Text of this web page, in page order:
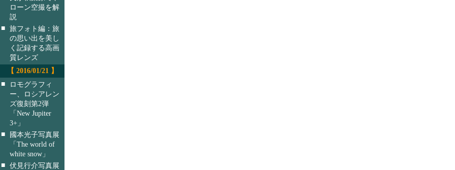
ローン空撮を解
説
■ 旅フォト編：旅
の思い出を美し
く記録する高画
質レンズ
【 2016/01/21 】
■
ロモグラフィ
ー、ロシアレン
ズ復刻第2弾
「New Jupiter
3+」
■
國本光子写真展
「The world of
white snow」
■ 伏見行介写真展